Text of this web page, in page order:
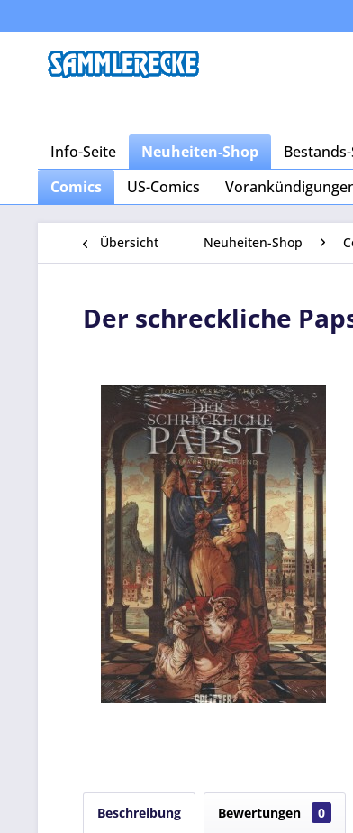
Info-Seite Neuheiten-Shop
Comics
US-Comics
Übersicht Neuheiten-Shop
Der schreckliche
Beschreibung Bewertungen 0